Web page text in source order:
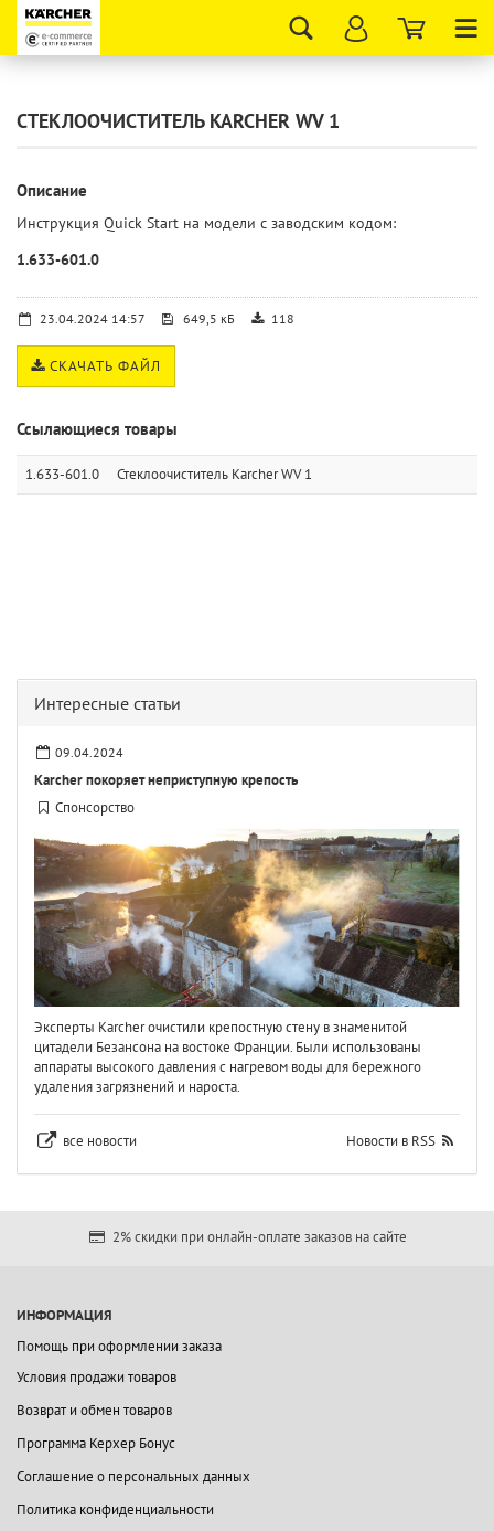
СТЕКЛООЧИСТИТЕЛЬ KARCHER WV 1
Описание
Инструкция Quick Start на модели с заводским кодом:
1.633-601.0
23.04.2024 14:57 649,5 кБ 118
СКАЧАТЬ ФАЙЛ
Ссылающиеся товары
1.633-601.0 Стеклоочиститель Karcher WV 1
Интересные статьи
09.04.2024
Karcher покоряет неприступную крепость
Спонсорство
Эксперты Karcher очистили крепостную стену в знаменитой
цитадели Безансона на востоке Франции. Были использованы
аппараты высокого давления с нагревом воды для бережного
удаления загрязнений и нароста.
все новости Новости в RSS
2% скидки при онлайн-оплате заказов на сайте
ИНФОРМАЦИЯ
Помощь при оформлении заказа
Условия продажи товаров
Возврат и обмен товаров
Программа Керхер Бонус
Соглашение о персональных данных
Политика конфиденциальности